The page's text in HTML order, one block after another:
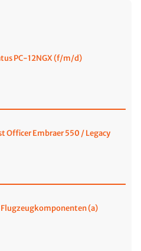
PC-12NGX (f/m/d)
Officer Embraer 550 / Legacy
(a)